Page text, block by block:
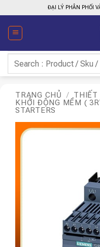
qua
nội
dung
ĐẠI LÝ PHÂN PHỐI
kiếm:
TRANG CHỦ / THIẾT
KHỞI ĐỘNG MỀM (
STARTERS